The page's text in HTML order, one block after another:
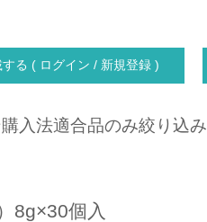
る ( ログイン / 新規登録 )
入法適合品のみ絞り込み
8g×30個入